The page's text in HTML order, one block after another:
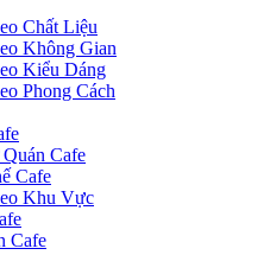
Chất Liệu
Không Gian
Kiểu Dáng
Phong Cách
Cafe
Cafe
Khu Vực
Cafe